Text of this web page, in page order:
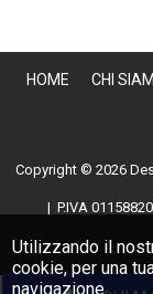
HOME CHI
Copyright © 2026
| P.IVA
Utilizzando il
cookie, per una
navigazione.